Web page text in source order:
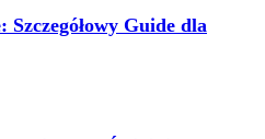
Guide dla